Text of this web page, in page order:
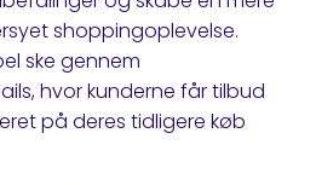
shoppingoplevelse.
ske gennem
hvor kunderne får tilbud
på deres tidligere køb